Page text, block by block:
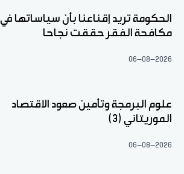
الحكومة تريد إقناعنا بأن سياساتها في
مكافحة الفقر حققت نجاحا
06-08-2026
علوم البرمجة وتأمين صعود الاقتصاد
الموريتاني (3)
06-08-2026